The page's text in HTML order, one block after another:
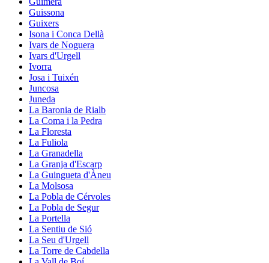
Guissona
Guixers
Isona i Conca Dellà
Ivars de Noguera
Ivars d'Urgell
Ivorra
Josa i Tuixén
Juncosa
Juneda
La Baronia de Rialb
La Coma i la Pedra
La Floresta
La Fuliola
La Granadella
La Granja d'Escarp
La Guingueta d'Àneu
La Molsosa
La Pobla de Cérvoles
La Pobla de Segur
La Portella
La Sentiu de Sió
La Seu d'Urgell
La Torre de Cabdella